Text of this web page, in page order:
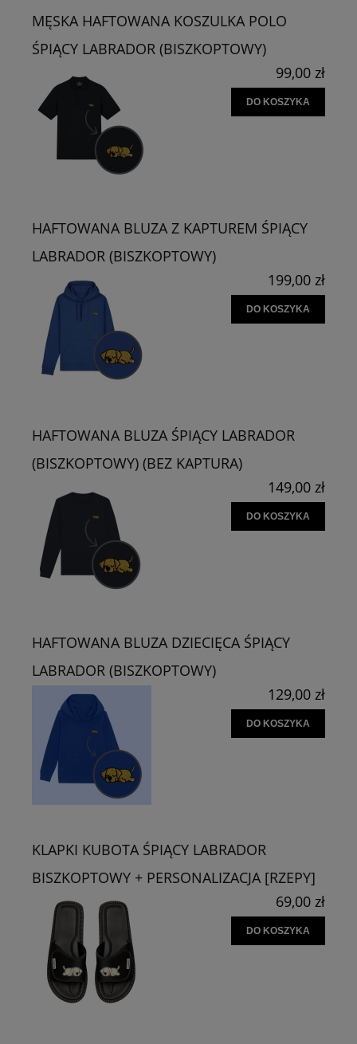
MĘSKA HAFTOWANA KOSZULKA POLO
ŚPIĄCY LABRADOR (BISZKOPTOWY)
99,00 zł
DO KOSZYKA
HAFTOWANA BLUZA Z KAPTUREM ŚPIĄCY
LABRADOR (BISZKOPTOWY)
199,00 zł
DO KOSZYKA
HAFTOWANA BLUZA ŚPIĄCY LABRADOR
(BISZKOPTOWY) (BEZ KAPTURA)
149,00 zł
DO KOSZYKA
HAFTOWANA BLUZA DZIECIĘCA ŚPIĄCY
LABRADOR (BISZKOPTOWY)
129,00 zł
DO KOSZYKA
KLAPKI KUBOTA ŚPIĄCY LABRADOR
BISZKOPTOWY + PERSONALIZACJA [RZEPY]
69,00 zł
DO KOSZYKA